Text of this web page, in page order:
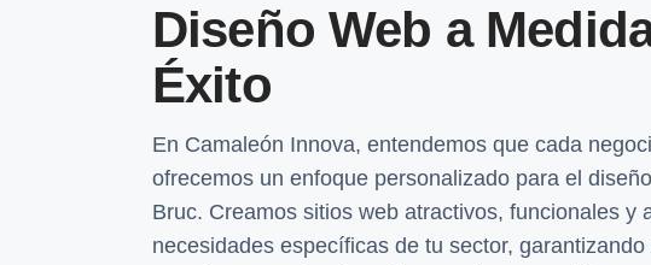
Diseño Web a
Éxito
En Camaleón Innova, entendemos que cada
ofrecemos un enfoque personalizado para el
Bruc. Creamos sitios web atractivos, funcionales y
necesidades específicas de tu sector,